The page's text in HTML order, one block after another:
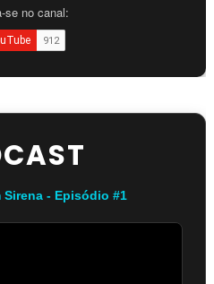
se no canal:
- Episódio #1